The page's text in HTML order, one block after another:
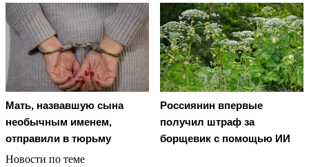
Мать, назвавшую сына
необычным именем,
отправили в тюрьму
Россиянин впервые
получил штраф за
борщевик с помощью ИИ
Новости по теме